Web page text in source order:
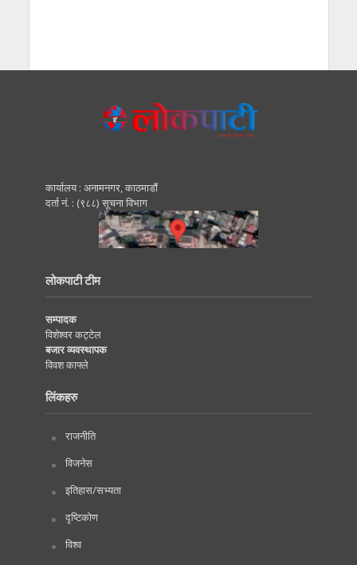
कार्यालय : अनामनगर, काठमाडाैं
दर्ता नं. : (९८८) सूचना विभाग
लोकपाटी टीम
सम्पादक
विशेश्वर कट्टेल
बजार व्यवस्थापक
विवश काफ्ले
लिंकहरु
राजनीति
विजनेस
इतिहास/सभ्यता
दृष्टिकोण
विश्व